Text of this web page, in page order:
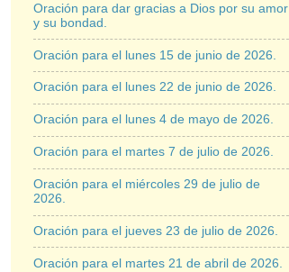
Oración para dar gracias a Dios por su amor
y su bondad.
Oración para el lunes 15 de junio de 2026.
Oración para el lunes 22 de junio de 2026.
Oración para el lunes 4 de mayo de 2026.
Oración para el martes 7 de julio de 2026.
Oración para el miércoles 29 de julio de
2026.
Oración para el jueves 23 de julio de 2026.
Oración para el martes 21 de abril de 2026.